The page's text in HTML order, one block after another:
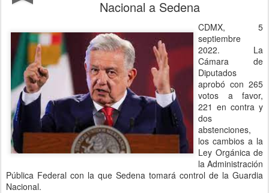
Nacional a Sedena
CDMX, 5
septiembre
2022. La
Cámara de
Diputados
aprobó con 265
votos a favor,
221 en contra y
dos
abstenciones,
los cambios a la
Ley Orgánica de
la Administración
Pública Federal con la que Sedena tomará control de la Guardia
Nacional.